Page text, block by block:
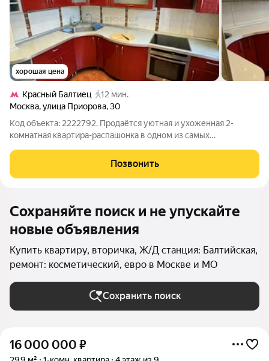
хорошая цена
Красный Балтиец
12 мин.
Москва,улица Приорова,30
Код объекта: 2222792. Продаётся уютная и ухоженная 2-
комнатная квартира-распашонка в одном из самых
где квартиры появляются в продаже крайне редко, что уже
говорит о качестве проживания и
Позвонить
Сохраняйте поиск и не упускайте
новые объявления
Купить квартиру, вторичка, Ж/Д станция: Балтийская,
ремонт: косметический, евро в Москве и МО
Сохранить поиск
16 000 000 ₽